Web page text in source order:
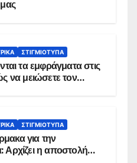
ΣΤΙΓΜΙΌΤΥΠΑ
τα εμφράγματα στις
να μειώσετε τον
ΣΤΙΓΜΙΌΤΥΠΑ
για την
Αρχίζει η αποστολή